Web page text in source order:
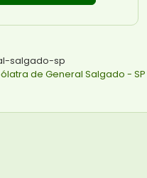
salgado-sp
de General Salgado - SP